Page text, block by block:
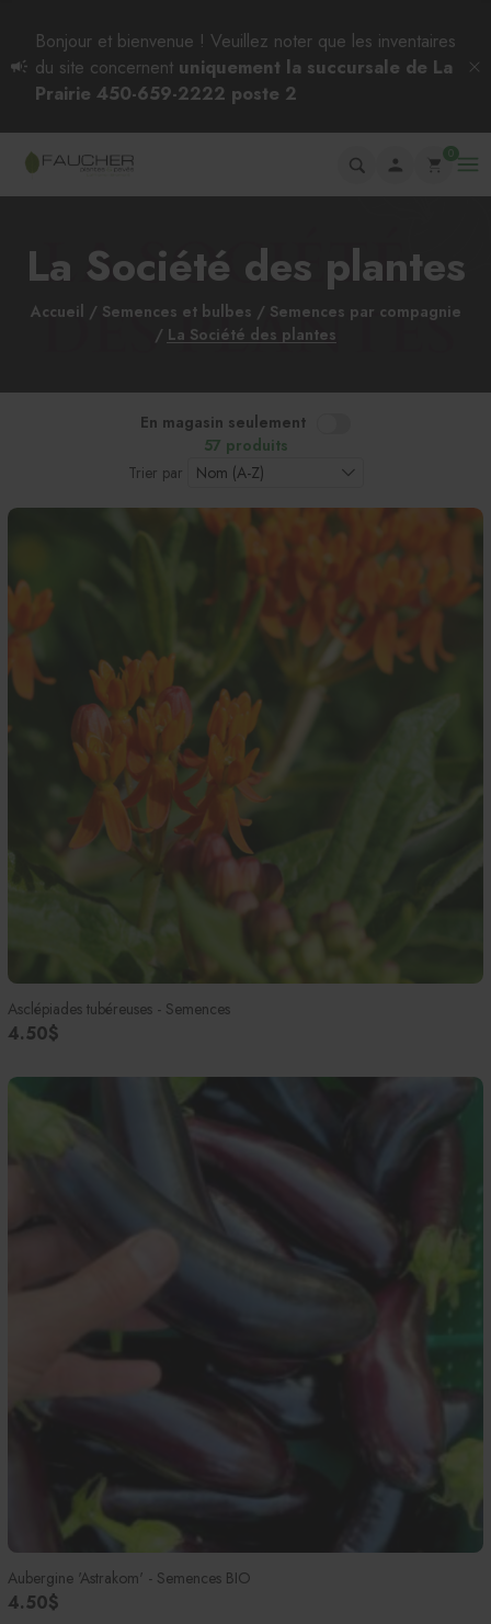
Bonjour et bienvenue ! Veuillez noter que les inventaires
du site concernent uniquement la succursale de La
Prairie 450-659-2222 poste 2
La Société des plantes
Accueil Semences et bulbes
Semences par compagnie
La Société des plantes
En magasin seulement
57 produits
Trier par
Asclépiades tubéreuses - Semences
4.50$
Aubergine 'Astrakom' - Semences BIO
4.50$